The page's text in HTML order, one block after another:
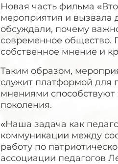
Новая часть фильма
мероприятия и вызвала
обсуждали, почему
современное
собственное мнение и
Таким образом,
служит платформой для
мнениями
поколения.
«Наша задача как
коммуникации между
работу по
ассоциации педагогов